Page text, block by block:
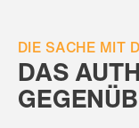
DIE SACHE MIT
DAS